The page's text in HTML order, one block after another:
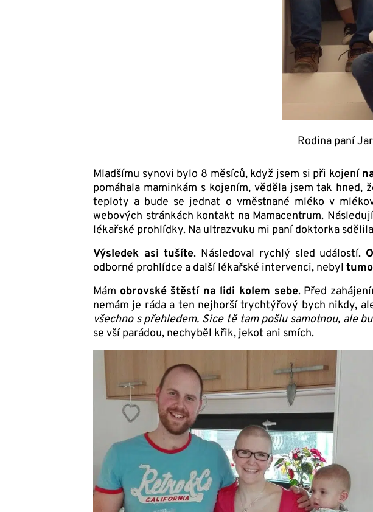
Rodina paní
Mladšímu synovi bylo 8 měsíců, když jsem si při kojení
pomáhala maminkám s kojením, věděla jsem tak
teploty a bude se jednat o vměstnané mléko v
webových stránkách kontakt na Mamacentrum.
lékařské prohlídky. Na ultrazvuku mi paní doktorka
Výsledek asi tušíte. Následoval rychlý sled událostí.
odborné prohlídce a další lékařské intervenci, nebyl
Mám obrovské štěstí na lidi kolem sebe. Před
nemám je ráda a ten nejhorší trychtýřový bych nikdy,
všechno s přehledem. Sice tě tam pošlu samotnou, ale
se vší parádou, nechyběl křik, jekot ani smích.